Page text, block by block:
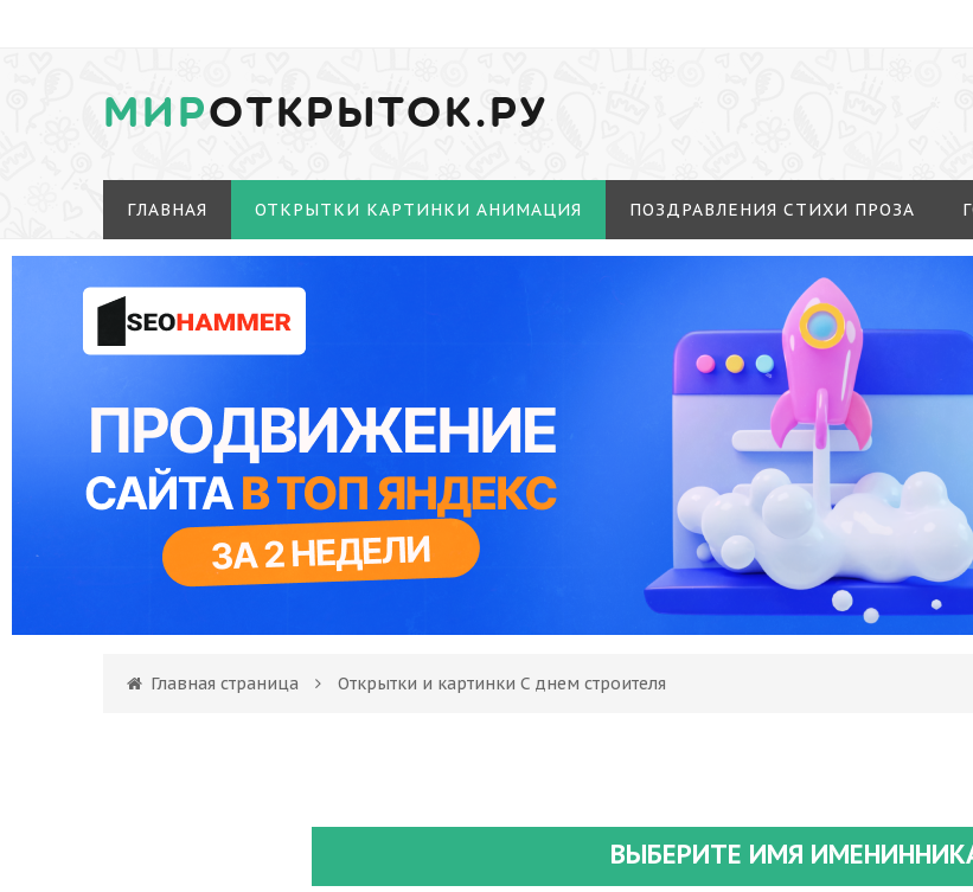
МИРОТКРЫТОК.РУ
ГЛАВНАЯ ОТКРЫТКИ КАРТИНКИ АНИМАЦИЯ ПОЗДРАВЛЕНИЯ СТИХИ ПРОЗА
Главная страница Открытки и картинки С днем строителя
ВЫБЕРИТЕ ИМЯ